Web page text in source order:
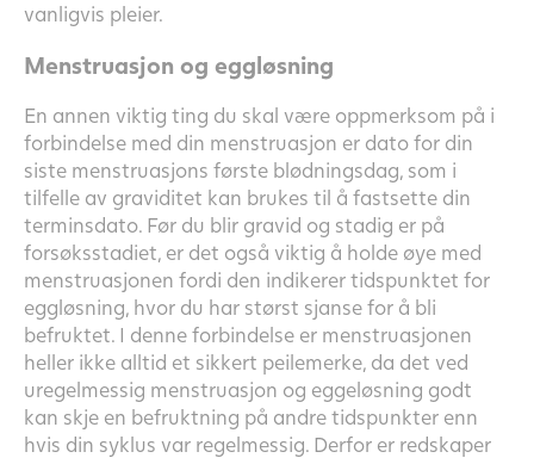
vanligvis pleier.
Menstruasjon og eggløsning
En annen viktig ting du skal være oppmerksom på i
forbindelse med din menstruasjon er dato for din
siste menstruasjons første blødningsdag, som i
tilfelle av graviditet kan brukes til å fastsette din
terminsdato. Før du blir gravid og stadig er på
forsøksstadiet, er det også viktig å holde øye med
menstruasjonen fordi den indikerer tidspunktet for
eggløsning, hvor du har størst sjanse for å bli
befruktet. I denne forbindelse er menstruasjonen
heller ikke alltid et sikkert peilemerke, da det ved
uregelmessig menstruasjon og eggeløsning godt
kan skje en befruktning på andre tidspunkter enn
hvis din syklus var regelmessig. Derfor er redskaper